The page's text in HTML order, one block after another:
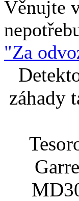
Věnujte
"Za
záhady